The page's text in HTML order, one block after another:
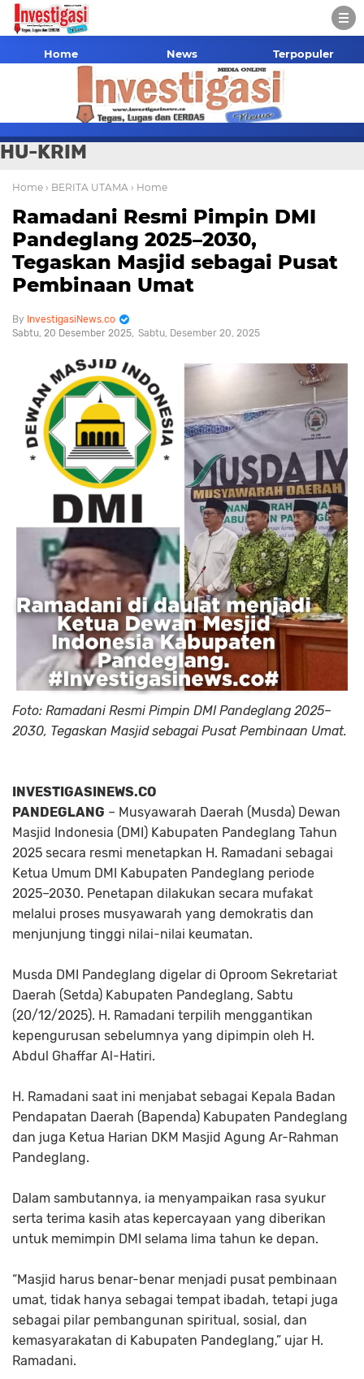
Home News Terpopuler
HU-KRIM
Home › BERITA UTAMA › Home
Ramadani Resmi Pimpin DMI
Pandeglang 2025–2030,
Tegaskan Masjid sebagai Pusat
Pembinaan Umat
InvestigasiNews.co
Sabtu, 20 Desember 2025 Sabtu, Desember 20, 2025
Foto: Ramadani Resmi Pimpin DMI Pandeglang 2025–
2030, Tegaskan Masjid sebagai Pusat Pembinaan Umat.
INVESTIGASINEWS.CO
PANDEGLANG – Musyawarah Daerah (Musda) Dewan
Masjid Indonesia (DMI) Kabupaten Pandeglang Tahun
2025 secara resmi menetapkan H. Ramadani sebagai
Ketua Umum DMI Kabupaten Pandeglang periode
2025–2030. Penetapan dilakukan secara mufakat
melalui proses musyawarah yang demokratis dan
menjunjung tinggi nilai-nilai keumatan.
Musda DMI Pandeglang digelar di Oproom Sekretariat
Daerah (Setda) Kabupaten Pandeglang, Sabtu
(20/12/2025). H. Ramadani terpilih menggantikan
kepengurusan sebelumnya yang dipimpin oleh H.
Abdul Ghaffar Al-Hatiri.
H. Ramadani saat ini menjabat sebagai Kepala Badan
Pendapatan Daerah (Bapenda) Kabupaten Pandeglang
dan juga Ketua Harian DKM Masjid Agung Ar-Rahman
Pandeglang.
Dalam sambutannya, ia menyampaikan rasa syukur
serta terima kasih atas kepercayaan yang diberikan
untuk memimpin DMI selama lima tahun ke depan.
“Masjid harus benar-benar menjadi pusat pembinaan
umat, tidak hanya sebagai tempat ibadah, tetapi juga
sebagai pilar pembangunan spiritual, sosial, dan
kemasyarakatan di Kabupaten Pandeglang,” ujar H.
Ramadani.